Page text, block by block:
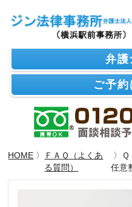
弁護
ご予約
HOME 〉
ＦＡＱ（よくあ
る質問）
〉
任意